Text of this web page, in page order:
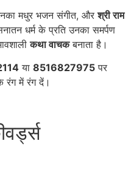
मधुर भजन संगीत, औरश्री राम
धर्म के प्रति उनका समर्पण
कथा वाचकबनाता है।
या 8516827975 पर
रंग में रंग दें।